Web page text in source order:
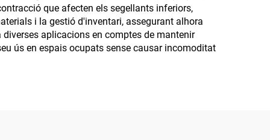
que afecten els segellants inferiors,
i la gestió d'inventari, assegurant alhora
aplicacions en comptes de mantenir
ús en espais ocupats sense causar incomoditat